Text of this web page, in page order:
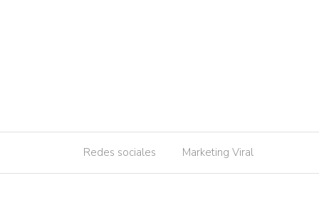
Redes sociales Marketing Viral